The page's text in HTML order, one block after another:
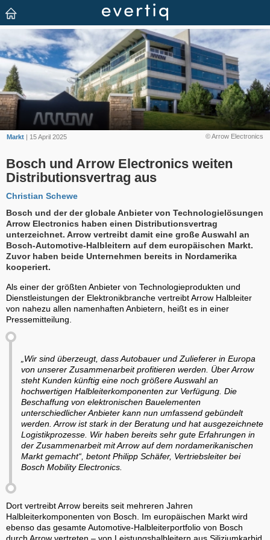
© Arrow Electronics
Markt | 15 April 2025
Bosch und Arrow Electronics weiten
Distributionsvertrag aus
Christian Schewe
Bosch und der der globale Anbieter von Technologielösungen
Arrow Electronics haben einen Distributionsvertrag
unterzeichnet. Arrow vertreibt damit eine große Auswahl an
Bosch-Automotive-Halbleitern auf dem europäischen Markt.
Zuvor haben beide Unternehmen bereits in Nordamerika
kooperiert.
Als einer der größten Anbieter von Technologieprodukten und
Dienstleistungen der Elektronikbranche vertreibt Arrow Halbleiter
von nahezu allen namenhaften Anbietern, heißt es in einer
Pressemitteilung.
„Wir sind überzeugt, dass Autobauer und Zulieferer in Europa
von unserer Zusammenarbeit profitieren werden. Über Arrow
steht Kunden künftig eine noch größere Auswahl an
hochwertigen Halbleiterkomponenten zur Verfügung. Die
Beschaffung von elektronischen Bauelementen
unterschiedlicher Anbieter kann nun umfassend gebündelt
werden. Arrow ist stark in der Beratung und hat ausgezeichnete
Logistikprozesse. Wir haben bereits sehr gute Erfahrungen in
der Zusammenarbeit mit Arrow auf dem nordamerikanischen
Markt gemacht“, betont Philipp Schäfer, Vertriebsleiter bei
Bosch Mobility Electronics.
Dort vertreibt Arrow bereits seit mehreren Jahren
Halbleiterkomponenten von Bosch. Im europäischen Markt wird
ebenso das gesamte Automotive-Halbleiterportfolio von Bosch